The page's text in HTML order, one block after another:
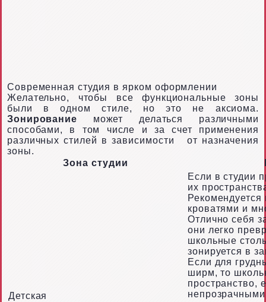
Современная студия в ярком оформлении
Желательно, чтобы все функциональные зоны
были в одном стиле, но это не аксиома.
Зонирование может делаться различными
способами, в том числе и за счет применения
различных стилей в зависимости
от назначения
зоны.
Зона студии
Детская
Если в студии
их
кроватями и
Отлично себя
они легко
школьные
зонируется в
Если для
ширм, то
пространство,